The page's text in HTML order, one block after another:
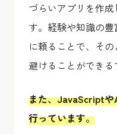
づらいアプリを作
す。経験や知識の
に頼ることで、そ
避けることができる
また、JavaScriptや
行っています。